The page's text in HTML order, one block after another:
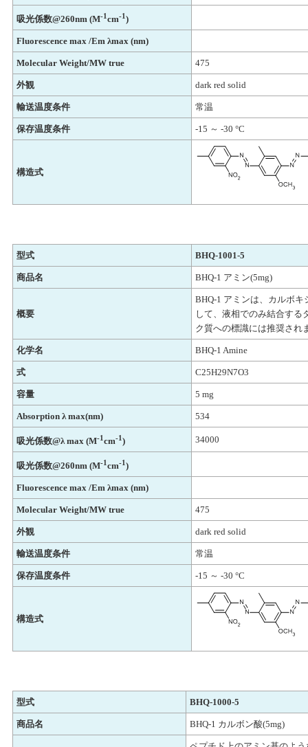
吸光係数@260nm (M-1 cm-1 )
Fluorescence max /Em λmax (nm)
Molecular Weight/MW true 475
外観 dark red solid
輸送温度条件 常温
保存温度条件 -15 ～ -30 °C
構造式
型式 BHQ-1001-5
商品名 BHQ-1 アミン(5mg)
概要
BHQ-1 アミンは、カルボ
して、液相でのみ結合する
ク質への標識には推奨され
化学名 BHQ-1 Amine
式 C25H29N7O3
容量 5 mg
Absorption λ max(nm) 534
吸光係数@λ max (M-1 cm-1 ) 34000
吸光係数@260nm (M-1 cm-1 )
Fluorescence max /Em λmax (nm)
Molecular Weight/MW true 475
外観 dark red solid
輸送温度条件 常温
保存温度条件 -15 ～ -30 °C
構造式
型式 BHQ-1000-5
商品名 BHQ-1 カルボン酸(5mg)